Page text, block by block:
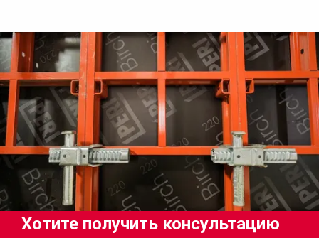
Хотите получить консультацию